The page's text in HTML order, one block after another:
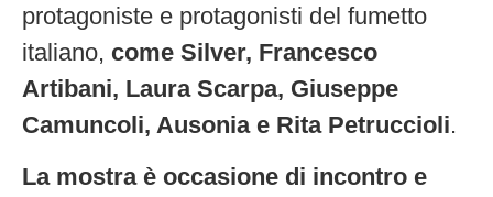
protagoniste e protagonisti del fumetto
italiano, come Silver, Francesco
Artibani, Laura Scarpa, Giuseppe
Camuncoli, Ausonia e Rita Petruccioli.
La mostra è occasione di incontro e